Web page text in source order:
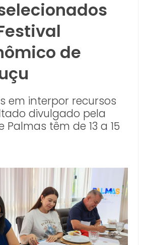
de
em interpor recursos
divulgado pela
Palmas têm de 13 a 15